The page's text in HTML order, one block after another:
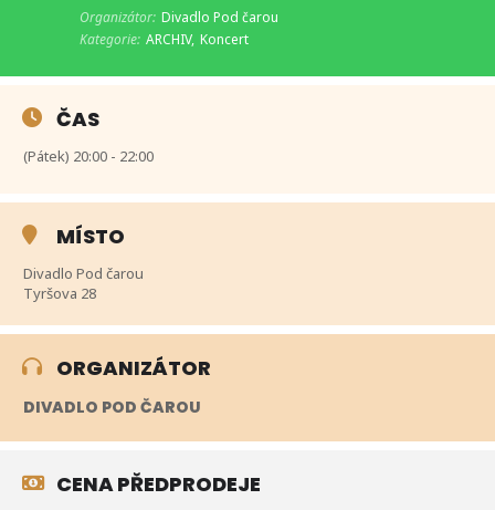
Organizátor: Divadlo Pod čarou
Kategorie: ARCHIV, Koncert
ČAS
(Pátek) 20:00 - 22:00
MÍSTO
Divadlo Pod čarou
Tyršova 28
ORGANIZÁTOR
DIVADLO POD ČAROU
CENA PŘEDPRODEJE